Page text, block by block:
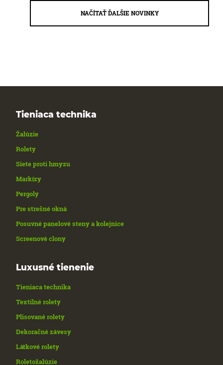
NAČÍTAŤ ĎALŠIE NOVINKY
Tieniaca technika
Žalúzie
Rolety
Siete proti hmyzu
Markízy
Pergoly
Pre strešné okná
Posuvné panelové steny a kolejnice
Screenové clony
Luxusné tienenie
Tieniaca technika
Textilné rolety
Plisované rolety
Dekoračné závesy
Látkové rolety
Roletožalúzie